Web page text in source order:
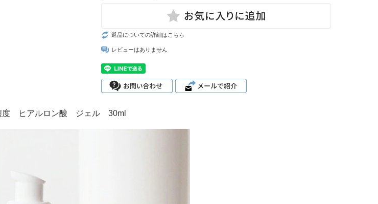
返品についての詳細はこちら
レビューはありません
度 ヒアルロン酸 ジェル 30ml